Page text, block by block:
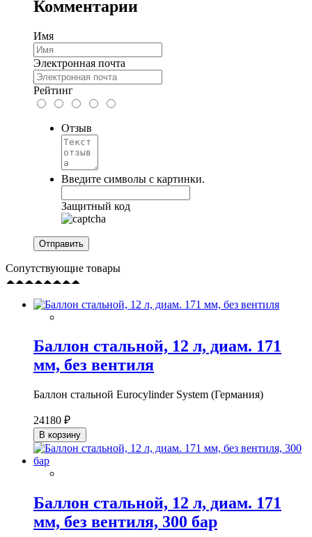
Комментарии
Имя
Электронная почта
Рейтинг
Отзыв
Введите символы с картинки.
Защитный код
Сопутствующие товары
Баллон стальной, 12 л, диам. 171
мм, без вентиля
Баллон стальной Eurocylinder System (Германия)
24180 ₽
В корзину
Баллон стальной, 12 л, диам. 171
мм, без вентиля, 300 бар